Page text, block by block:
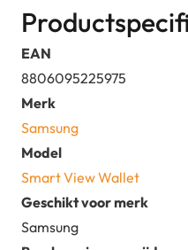
EAN
8806095225975
Merk
Samsung
Model
Smart View Wallet
Geschikt voor merk
Samsung